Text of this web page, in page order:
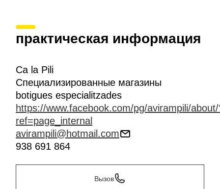
практическая информация
Ca la Pili
Специализированные магазины
botigues especialitzades
https://www.facebook.com/pg/avirampili/
ref=page_internal
avirampili@hotmail.com
938 691 864
Вызов